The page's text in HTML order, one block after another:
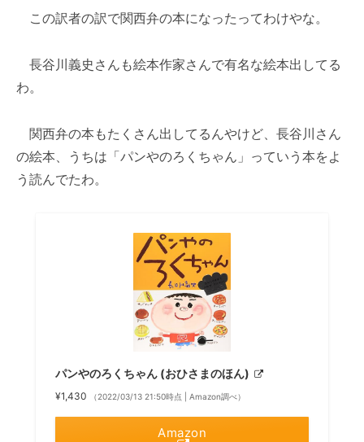
この訳者の訳で関西弁の本になったってわけやな。
長谷川義史さんも絵本作家さんで有名な絵本出してる
わ。
関西弁の本もたくさん出してるんやけど、長谷川さん
の絵本、うちは「パンやのろくちゃん」っていう本をよ
う読んでたわ。
パンやのろくちゃん (おひさまのほん)
¥1,430 （2022/03/13 21:50時点 | Amazon調べ）
Amazon